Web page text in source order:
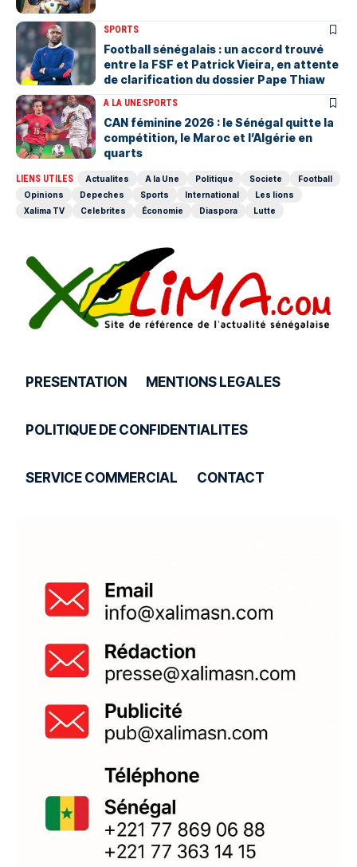
SPORTS
Football sénégalais : un accord trouvé
entre la FSF et Patrick Vieira, en attente
de clarification du dossier Pape Thiaw
A LA UNESPORTS
‎CAN féminine 2026 : le Sénégal quitte la
compétition, le Maroc et l’Algérie en
quarts
LIENS UTILES Actualites A la Une Politique Societe
Football
Opinions
Depeches Sports International
Les lions
Xalima TV
Celebrites Économie Diaspora Lutte
PRESENTATION MENTIONS LEGALES
POLITIQUE DE CONFIDENTIALITES
SERVICE COMMERCIAL CONTACT